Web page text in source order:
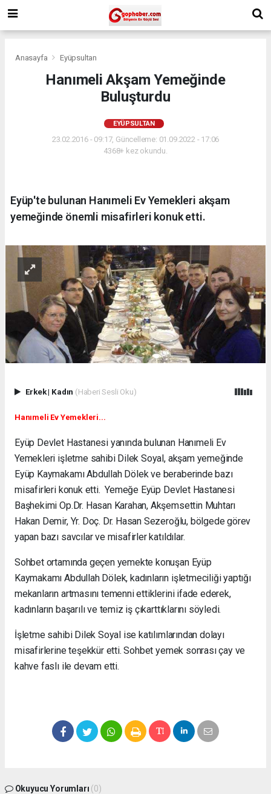
Anasayfa Eyüpsultan
Hanımeli Akşam Yemeğinde
Buluşturdu
EYÜPSULTAN
23.02.2016 - 09:17, Güncelleme: 01.09.2022 - 17:06
4368+ kez okundu.
Eyüp'te bulunan Hanımeli Ev Yemekleri akşam
yemeğinde önemli misafirleri konuk etti.
Erkek| Kadın (Haberi Sesli Oku)
Hanımeli Ev Yemekleri...
Eyüp Devlet Hastanesi yanında bulunan Hanımeli Ev
Yemekleri işletme sahibi Dilek Soyal, akşam yemeğinde
Eyüp Kaymakamı Abdullah Dölek ve beraberinde bazı
misafirleri konuk etti. Yemeğe Eyüp Devlet Hastanesi
BaşhekimiOp.Dr. Hasan Karahan, Akşemsettin Muhtarı
Hakan Demir, Yr. Doç. Dr. Hasan Sezeroğlu, bölgede görev
yapan bazı savcılar ve misafirler katıldılar.
Sohbet ortamında geçen yemekte konuşan Eyüp
Kaymakamı Abdullah Dölek, kadınların işletmeciliği yaptığı
mekanların artmasını temenni ettiklerini ifade ederek,
kadınların başarılı ve temiz iş çıkarttıklarını söyledi.
İşletme sahibi Dilek Soyal ise katılımlarından dolayı
misafirlerine teşekkür etti. Sohbet yemek sonrası çay ve
kahve faslı ile devam etti.
Okuyucu Yorumları (0)